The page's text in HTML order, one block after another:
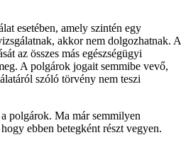
esetében, amely szintén egy
akkor nem dolgozhatnak. A
az összes más egészségügyi
A polgárok jogait semmibe vevő,
szóló törvény nem teszi
polgárok. Ma már semmilyen
ebben betegként részt vegyen.